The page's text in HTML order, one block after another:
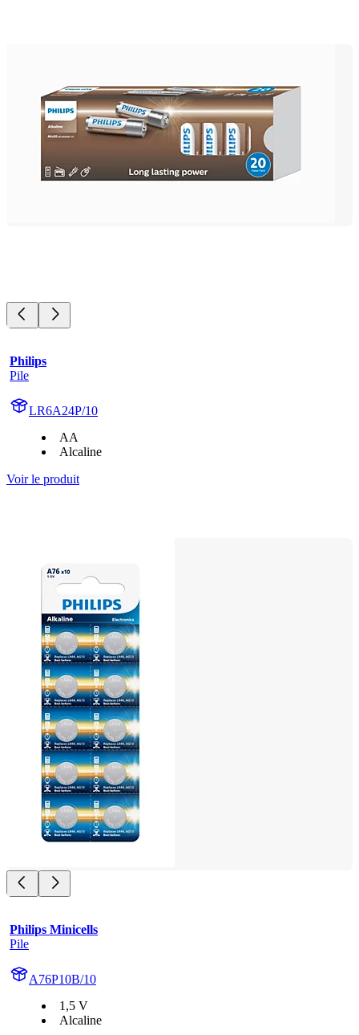
Philips
Pile
LR6A24P/10
AA
Alcaline
Voir le produit
Philips Minicells
Pile
A76P10B/10
1,5 V
Alcaline